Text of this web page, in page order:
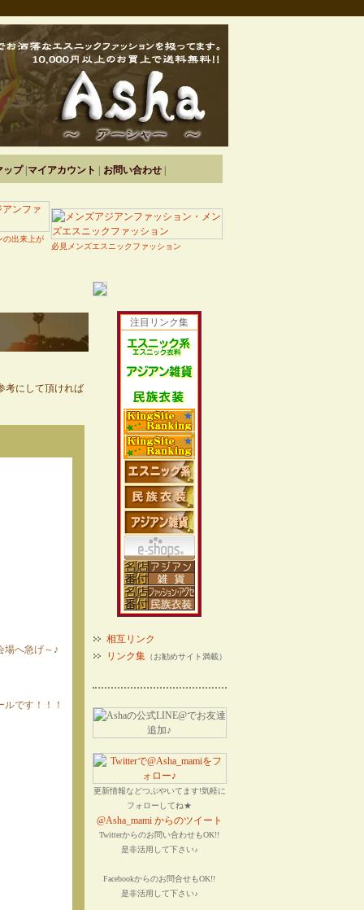
ップ| マイアカウント お問い合わせ|
の出来上が
必見メンズエスニックファッション
考にして頂ければ
場へ急げ～♪
です！！！
注目リンク集
相互リンク
リンク集（お勧めサイト満載）
更新情報などつぶやいてます!気軽に
フォローしてね★
@Asha_mami からのツイート
Twitterからのお問い合わせもOK!!
是非活用して下さい♪
Facebookからのお問合せもOK!!
是非活用して下さい♪